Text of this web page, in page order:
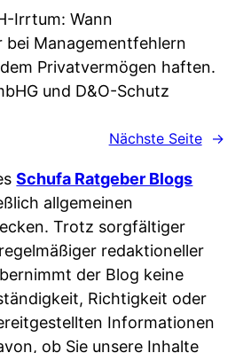
Irrtum: Wann
bei Managementfehlern
Privatvermögen haften.
und D&O-Schutz
Nächste Seite →
Schufa Ratgeber Blogs
allgemeinen
Trotz sorgfältiger
redaktioneller
der Blog keine
Richtigkeit oder
Informationen
ob Sie unsere Inhalte